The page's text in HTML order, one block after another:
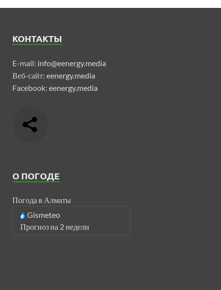
КОНТАКТЫ
E-mail: info@eenergy.media
Веб-сайт: eenergy.media
Facebook: eenergy.media
О ПОГОДЕ
Погода в Алматы
Gismeteo
Прогноз на 2 недели